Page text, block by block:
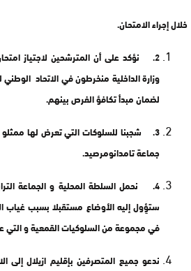
خلال إجراء الامتحان.
2. نؤكد على أن المترشحين لاجتياز
وزارة الداخلية منخرطون في الاتحاد الوطني
لضمان مبدأ تكافؤ الفرص بينهم.
3. شجبنا للسلوكات التي تعرض لها ممثلو
جماعة تامدانومرصيد.
4. نحمل السلطة المحلية و الجماعة
ستؤِول إليه الأوضاع مستقبلا بسبب غياب
في مجموعة من السلوكيات القمعية و التي
ندعو جميع المتصرفين بإقليم ازيلال